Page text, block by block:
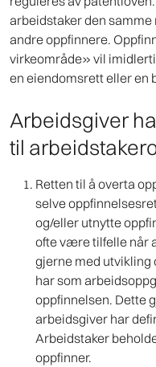
arbeidstaker den
andre oppfinnere.
virkeområde» vil
en eiendomsrett eller en
Arbeidsgiver
til
Retten til å overta
selve
og/eller utnytte
ofte være tilfelle når
gjerne med utvikling
har som
oppfinnelsen. Dette
arbeidsgiver har
Arbeidstaker
oppfinner.